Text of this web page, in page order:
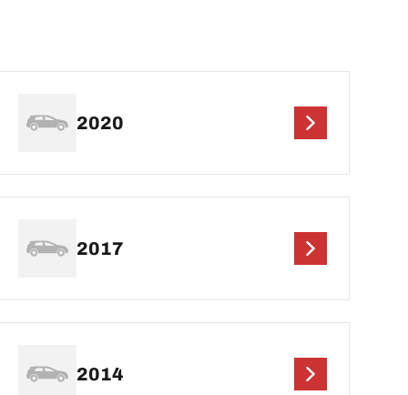
2020
2017
2014